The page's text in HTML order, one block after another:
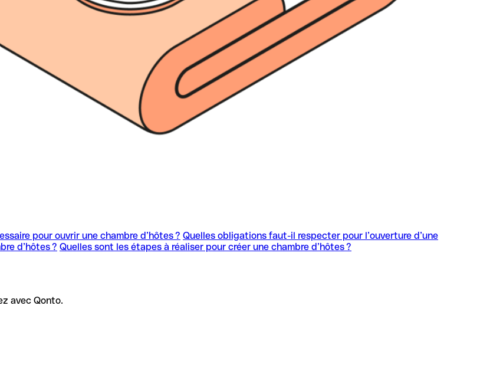
pour ouvrir une chambre d’hôtes ? Quelles obligations faut-il respecter pour l’ouverture d’une
d’hôtes ? Quelles sont les étapes à réaliser pour créer une chambre d’hôtes ?
avec Qonto.